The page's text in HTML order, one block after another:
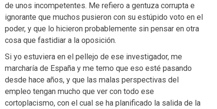
de unos incompetentes. Me refiero a gentuza corrupta e
ignorante que muchos pusieron con su estúpido voto en el
poder, y que lo hicieron probablemente sin pensar en otra
cosa que fastidiar a la oposición.
Si yo estuviera en el pellejo de ese investigador, me
marcharía de España y me temo que eso esté pasando
desde hace años, y que las malas perspectivas del
empleo tengan mucho que ver con todo ese
cortoplacismo, con el cual se ha planificado la salida de la